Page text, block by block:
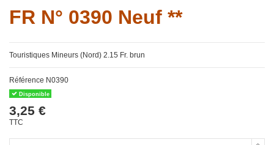
FR N° 0390 Neuf **
Touristiques Mineurs (Nord) 2.15 Fr. brun
Référence N0390
Disponible
3,25 €
TTC